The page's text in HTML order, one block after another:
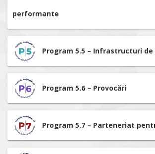
performante
Program 5.5 – Infrastructuri de
Program 5.6 – Provocări
Program 5.7 – Parteneriat